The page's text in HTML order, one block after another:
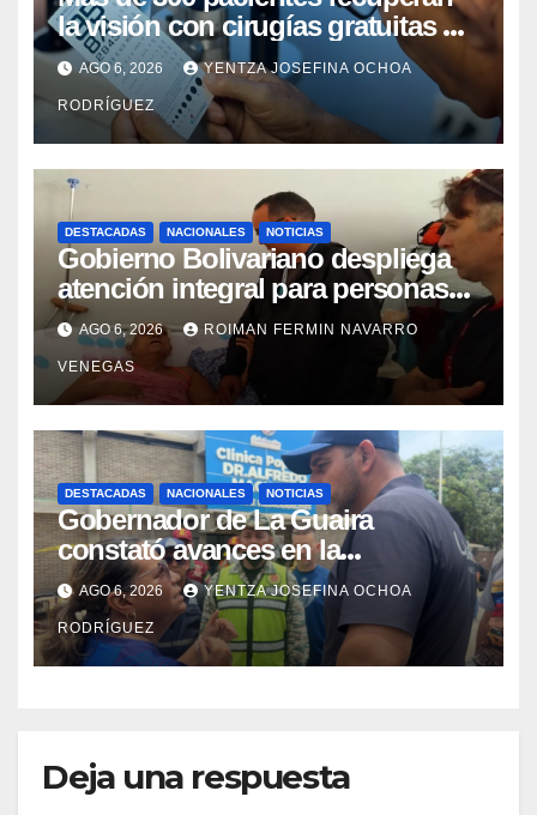
la visión con cirugías gratuitas de
cataratas en Zulia
AGO 6, 2026 YENTZA JOSEFINA OCHOA
RODRÍGUEZ
DESTACADAS NACIONALES NOTICIAS
Gobierno Bolivariano despliega
atención integral para personas
con discapacidad en
campamentos de La Guaira
AGO 6, 2026 ROIMAN FERMIN NAVARRO
VENEGAS
DESTACADAS NACIONALES NOTICIAS
Gobernador de La Guaira
constató avances en la
rehabilitación del Hospitalito de
Catia la Mar
AGO 6, 2026 YENTZA JOSEFINA OCHOA
RODRÍGUEZ
Deja una respuesta